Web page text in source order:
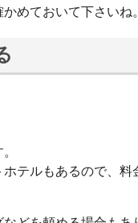
めておいて下さいね
テルもあるので、料